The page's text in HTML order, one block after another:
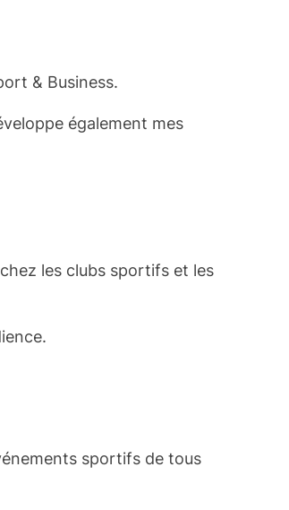
& Business.
également mes
les clubs sportifs et les
sportifs de tous